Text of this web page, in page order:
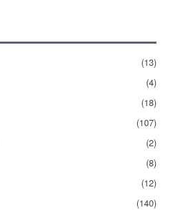
(13)
(4)
(18)
(107)
(2)
(8)
(12)
(140)